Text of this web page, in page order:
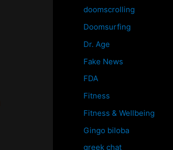
doomscrolling
Doomsurfing
Dr. Age
Fake News
FDA
Fitness
Fitness & Wellbeing
Gingo biloba
greek chat